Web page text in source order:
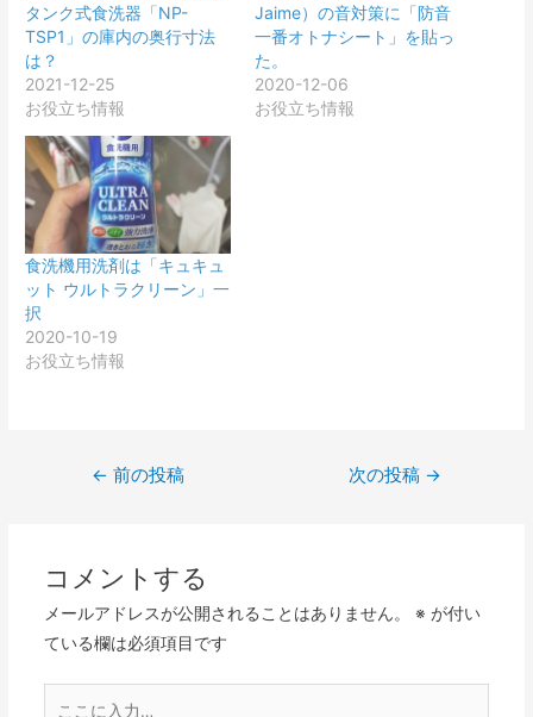
タンク式食洗器「NP-
TSP1」の庫内の奥行寸法
は？
2021-12-25
お役立ち情報
Jaime）の音対策に「防音
一番オトナシート」を貼っ
た。
2020-12-06
お役立ち情報
食洗機用洗剤は「キュキュ
ット ウルトラクリーン」一
択
2020-10-19
お役立ち情報
ゲ
ー
シ
ン
← 前の投稿 次の投稿 →
コメントする
メールアドレスが公開されることはありません。 ※ が付い
ている欄は必須項目です